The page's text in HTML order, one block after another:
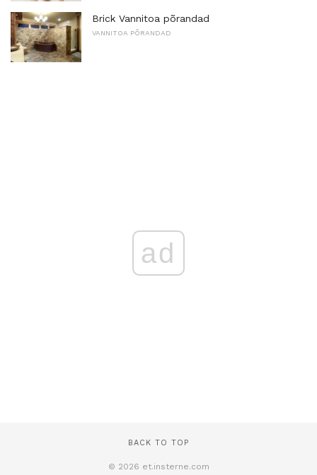
Brick Vannitoa põrandad
VANNITOA PÕRANDAD
ad
BACK TO TOP
© 2026 et.insterne.com